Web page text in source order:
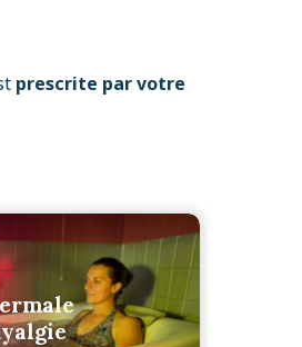
prescrite par votre